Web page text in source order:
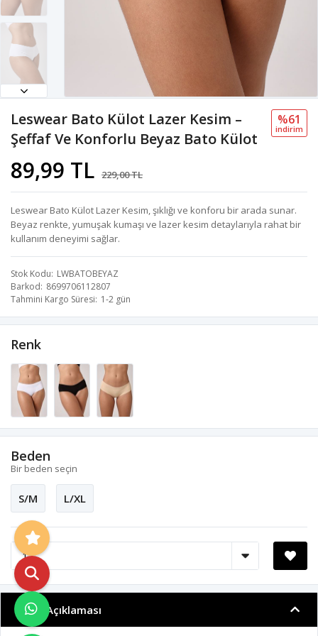
Leswear Bato Külot Lazer Kesim –
Şeffaf Ve Konforlu Beyaz Bato Külot
89,99 TL 229,00 TL
%61
i̇ndi̇ri̇m
Leswear Bato Külot Lazer Kesim, şıklığı ve konforu bir arada sunar.
Beyaz renkte, yumuşak kumaşı ve lazer kesim detaylarıyla rahat bir
kullanım deneyimi sağlar.
Stok Kodu LWBATOBEYAZ
Barkod 8699706112807
Tahmini Kargo Süresi 1-2 gün
Renk
Beden
Bir beden seçin
S/M L/XL
Ürün Açıklaması